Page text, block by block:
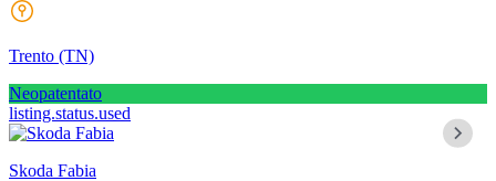
Trento (TN)
Neopatentato
listing.status.used
Skoda Fabia